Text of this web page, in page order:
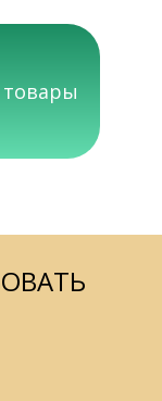
товары